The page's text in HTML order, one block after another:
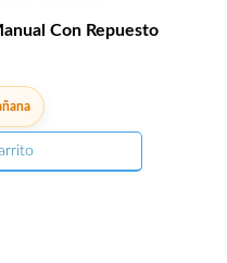
Con Repuesto